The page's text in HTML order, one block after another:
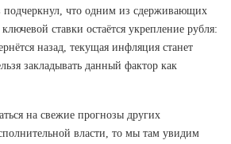
что одним из сдерживающих
ставки остаётся укрепление рубля:
назад, текущая инфляция станет
закладывать данный фактор как
на свежие прогнозы других
власти, то мы там увидим